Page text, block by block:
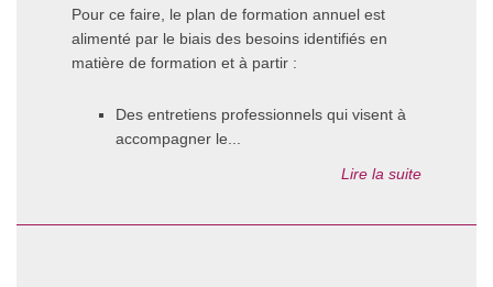
Pour ce faire, le plan de formation annuel est
alimenté par le biais des besoins identifiés en
matière de formation et à partir :
Des entretiens professionnels qui visent à
accompagner le...
Lire la suite